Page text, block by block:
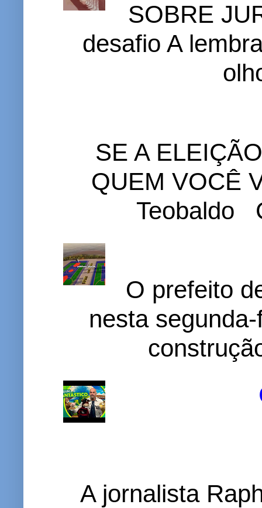
SOBRE
desafio A
SE A
QUEM VOCÊ
Teobaldo
O prefeito
nesta
A jornalista